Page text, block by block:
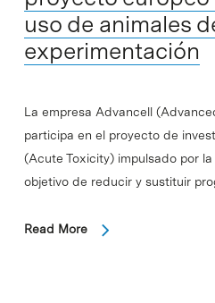
uso de animales
experimentación
La empresa Advancell
participa en el proyecto de
(Acute Toxicity) impulsado por
objetivo de reducir y sustituir
Read More